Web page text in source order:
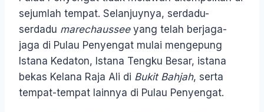
sejumlah tempat. Selanjuynya, serdadu-
serdadu marechausseeyang telah berjaga-
jaga di Pulau Penyengat mulai mengepung
Istana Kedaton, Istana Tengku Besar, istana
bekas Kelana Raja Ali di Bukit Bahjah, serta
tempat-tempat lainnya di Pulau Penyengat.